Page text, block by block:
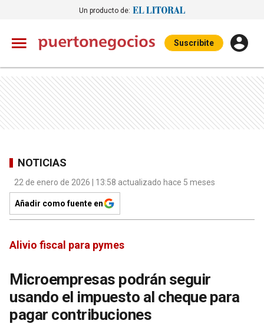
Un producto de:
Suscribite
NOTICIAS
22 de enero de 2026 | 13:58 actualizado hace 5 meses
Añadir como fuente en
Alivio fiscal para pymes
Microempresas podrán seguir
usando el impuesto al cheque para
pagar contribuciones